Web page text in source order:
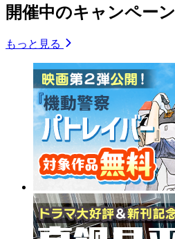
開催中のキャンペーン
もっと見る